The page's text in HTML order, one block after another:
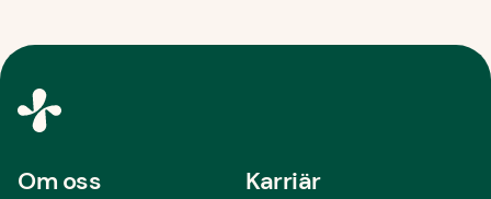
Om oss Karriär